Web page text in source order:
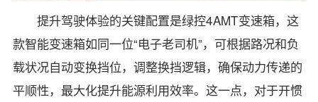
提升驾驶体验的关键配置是绿控4AMT变速箱，这
款智能变速箱如同一位“电子老司机”，可根据路况和负
载状况自动变换挡位，调整换挡逻辑，确保动力传递的
平顺性，最大化提升能源利用效率。这一点，对于开惯